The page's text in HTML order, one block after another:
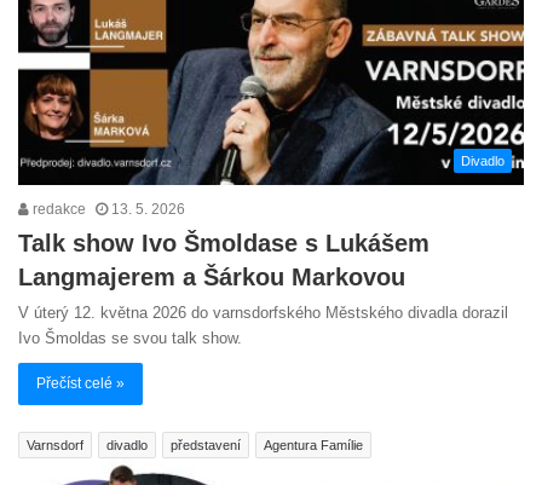
Divadlo
redakce 13. 5. 2026
Talk show Ivo Šmoldase s Lukášem
Langmajerem a Šárkou Markovou
V úterý 12. května 2026 do varnsdorfského Městského divadla dorazil
Ivo Šmoldas se svou talk show.
Přečíst celé »
Varnsdorf divadlo představení Agentura Famílie